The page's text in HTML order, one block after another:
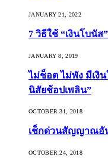
JANUARY 21, 2022
7 วิธีใช้ “เงินโบนั
JANUARY 8, 2019
ไม่ช็อต ไม่พัง มีเงิ
นิสัยช้อปเพลิน”
OCTOBER 31, 2018
เช็กด่วนสัญญาณอัน
OCTOBER 24, 2018